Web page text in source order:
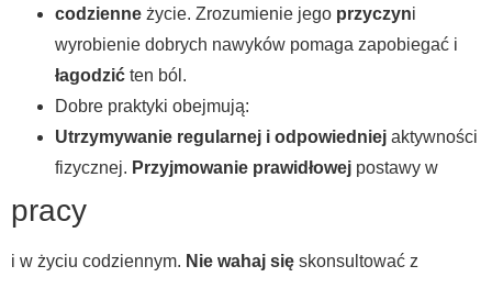
codzienne życie. Zrozumienie jego przyczyni
wyrobienie dobrych nawyków pomaga zapobiegać i
łagodzić ten ból.
Dobre praktyki obejmują:
Utrzymywanie regularnej i odpowiedniej aktywności
fizycznej. Przyjmowanie prawidłowej postawy w
pracy
i w życiu codziennym. Nie wahaj się skonsultować z